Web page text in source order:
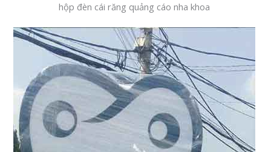
hộp đèn cái răng quảng cáo nha khoa